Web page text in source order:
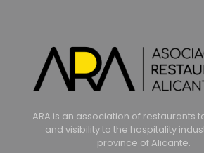
ARA is an association of restaurants
and visibility to the hospitality
province of Alicante.